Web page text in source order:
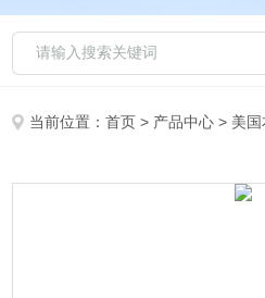
当前位置：首页 > 产品中心 > 美